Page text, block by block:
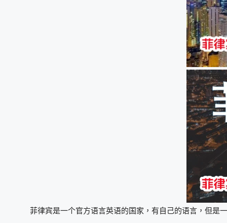
菲律宾是一个官方语言英语的国家，有自己的语言，但是